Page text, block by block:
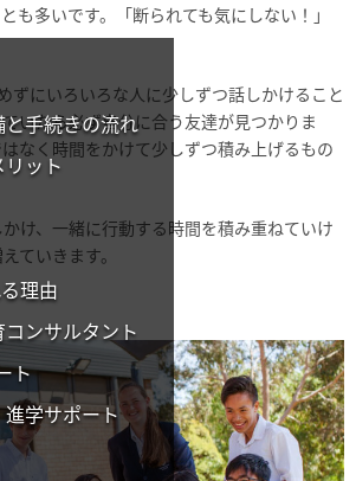
手続きの流れ
リット
理由
ンサルタント
ト
学サポート
も多いです。「断られても気にしない！」
ずにいろいろな人に少しずつ話しかけること
いたら必ず自分に合う友達が見つかりま
なく時間をかけて少しずつ積み上げるもの
け、一緒に行動する時間を積み重ねていけ
ていきます。